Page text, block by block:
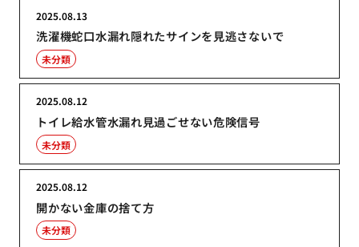
洗濯機蛇口水漏れ隠れたサインを見逃さないで
2025.08.13
未分類
トイレ給水管水漏れ見過ごせない危険信号
2025.08.12
未分類
開かない金庫の捨て方
2025.08.12
未分類